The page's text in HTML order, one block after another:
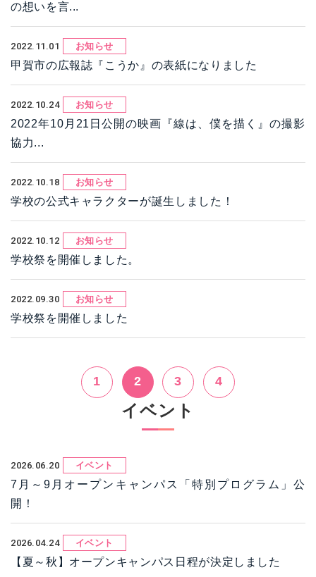
の想いを言...
2022.11.01 お知らせ
甲賀市の広報誌『こうか』の表紙になりました
2022.10.24 お知らせ
2022年10月21日公開の映画『線は、僕を描く』の撮影
協力...
2022.10.18 お知らせ
学校の公式キャラクターが誕生しました！
2022.10.12 お知らせ
学校祭を開催しました。
2022.09.30 お知らせ
学校祭を開催しました
1 2 3 4
イベント
2026.06.20 イベント
7月～9月オープンキャンパス「特別プログラム」公
開！
2026.04.24 イベント
【夏～秋】オープンキャンパス日程が決定しました